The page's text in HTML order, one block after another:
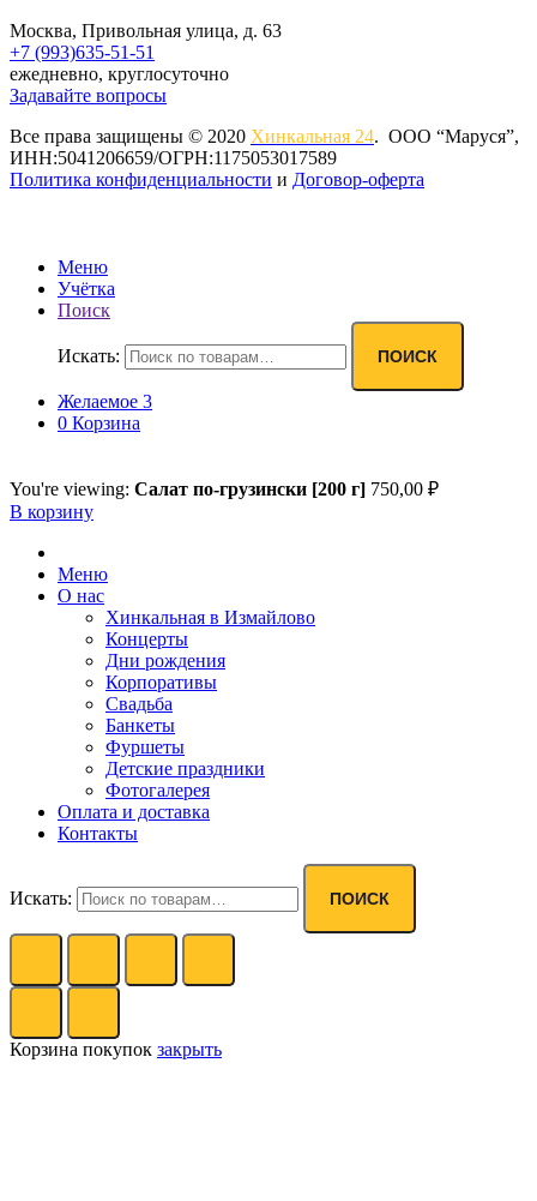
Москва, Привольная улица, д. 63
+7 (993)635-51-51
ежедневно, круглосуточно
Задавайте вопросы
Все права защищены © 2020 Хинкальная 24. ООО “Маруся”,
ИНН:5041206659/ОГРН:1175053017589
Политика конфиденциальности‍ и Договор-оферта
Меню
Учётка
Поиск
Искать: ПОИСК
Желаемое 3
0 Корзина
You're viewing: Салат по-грузински [200 г] 750,00 ₽
В корзину
Меню
О нас
Хинкальная в Измайлово
Концерты
Дни рождения
Корпоративы
Свадьба
Банкеты
Фуршеты
Детские праздники
Фотогалерея
Оплата и доставка
Контакты
Искать: ПОИСК
Корзина покупок закрыть